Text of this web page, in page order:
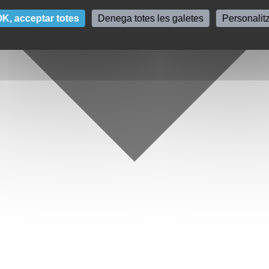
acceptar totes Denega totes les galetes